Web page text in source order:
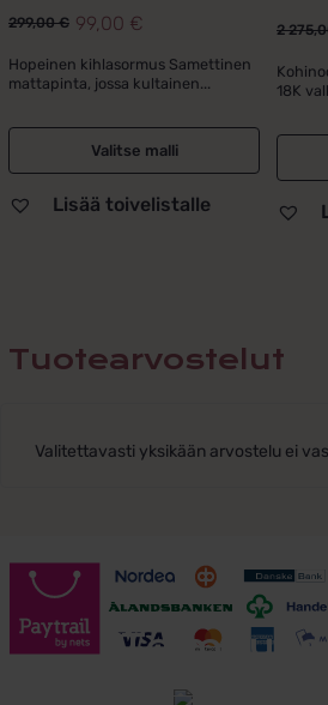
299,00€
Alkuperäinen
hinta
oli:
299,00 €.
99,00 €
Nykyinen
hinta
on:
99,00 €.
Hopeinen kihlasormus Samettinen
mattapinta, jossa kultainen...
Valitse malli
Lisää toivelistalle
2
hinta
oli:
2
hinta
on:
1
18K
Tuotearvostelut
Valitettavasti yksikään arvostelu ei